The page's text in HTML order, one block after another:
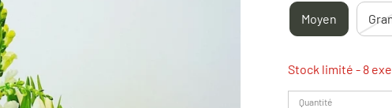
Moyen
Stock limité - 8
Quantité